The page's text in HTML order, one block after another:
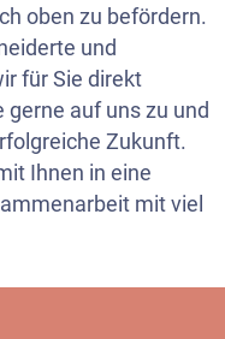
oben zu befördern.
und
für Sie direkt
auf uns zu und
Zukunft.
Ihnen in eine
mit viel